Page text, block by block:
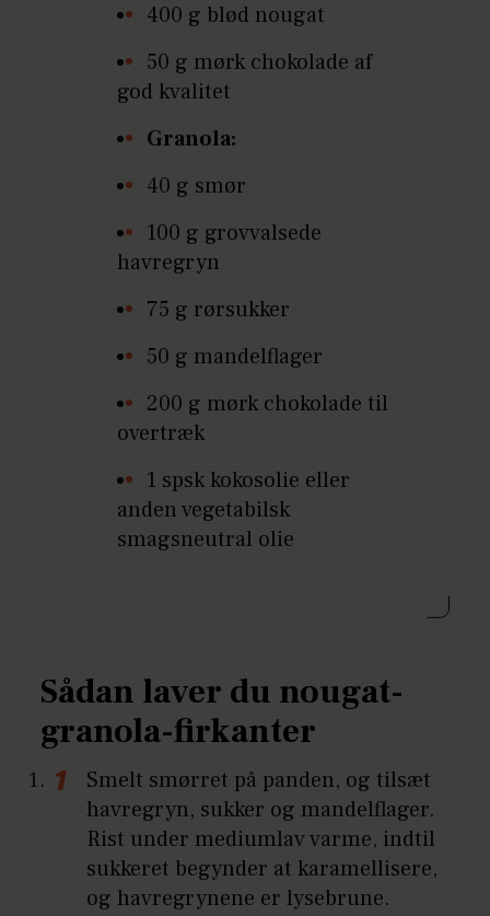
400 g blød nougat
50 g mørk chokolade af
god kvalitet
Granola:
40 g smør
100 g grovvalsede
havregryn
75 g rørsukker
50 g mandelflager
200 g mørk chokolade til
overtræk
1 spsk kokosolie eller
anden vegetabilsk
smagsneutral olie
Sådan laver du nougat-
granola-firkanter
Smelt smørret på panden, og tilsæt
havregryn, sukker og mandelflager.
Rist under mediumlav varme, indtil
sukkeret begynder at karamellisere,
og havregrynene er lysebrune.